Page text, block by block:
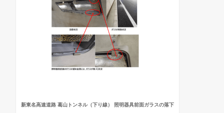
新東名高速道路 葛山トンネル（下り線） 照明器具前面ガラスの落下